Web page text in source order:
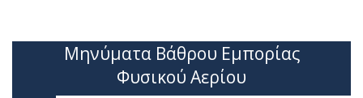
Μηνύματα Βάθρου Εμπορίας
Φυσικού Αερίου